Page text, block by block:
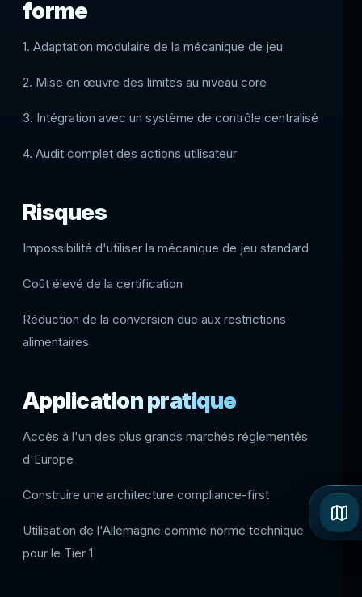
forme
1. Adaptation modulaire de la mécanique de jeu
2. Mise en œuvre des limites au niveau core
3. Intégration avec un système de contrôle centralisé
4. Audit complet des actions utilisateur
Risques
Impossibilité d'utiliser la mécanique de jeu standard
Coût élevé de la certification
Réduction de la conversion due aux restrictions
alimentaires
Application pratique
Accès à l'un des plus grands marchés réglementés
d'Europe
Construire une architecture compliance-first
Utilisation de l'Allemagne comme norme technique
pour le Tier 1